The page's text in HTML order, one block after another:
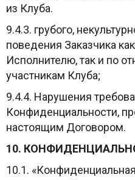
из Клуба.
9.4.3. грубого,
поведения Заказчика
Исполнителю, так и по
участникам Клуба;
9.4.4. Нарушения
Конфиденциальности,
настоящим Договором.
10.
10.1.